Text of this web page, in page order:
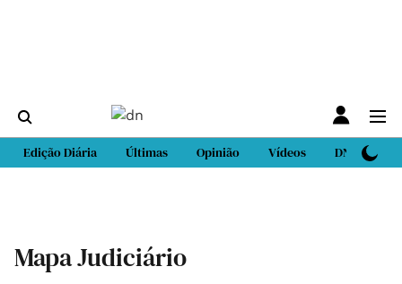
Edição Diária Últimas Opinião Vídeos DN Sport
Mapa Judiciário